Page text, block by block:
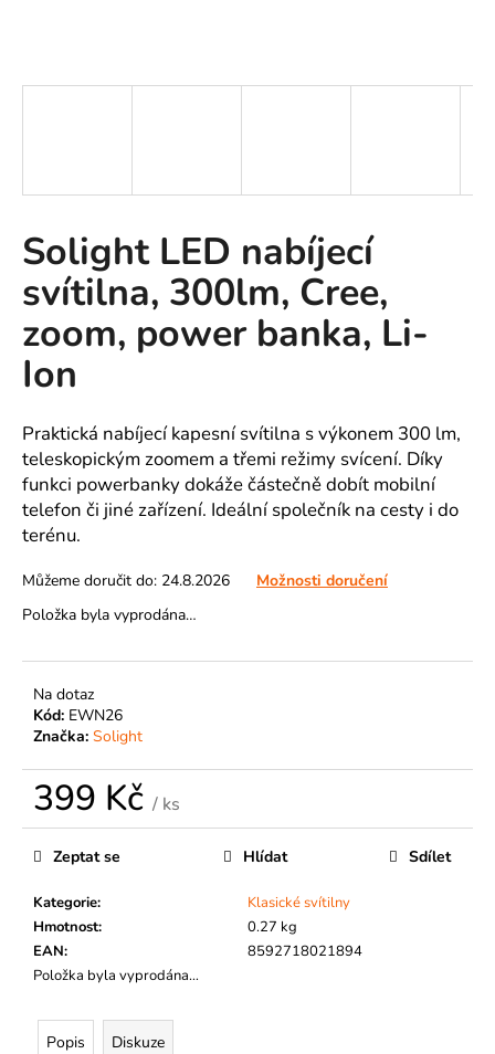
Solight LED nabíjecí
svítilna, 300lm, Cree,
zoom, power banka, Li-
Ion
Praktická nabíjecí kapesní svítilna s výkonem 300 lm,
teleskopickým zoomem a třemi režimy svícení. Díky
funkci powerbanky dokáže částečně dobít mobilní
telefon či jiné zařízení. Ideální společník na cesty i do
terénu.
Můžeme doručit do: 24.8.2026
Možnosti doručení
Položka byla vyprodána…
Na dotaz
Kód: EWN26
Značka: Solight
399 Kč / ks
Měrná
cena:
Kategorie:
Klasické svítilny
Hmotnost:
0.27 kg
EAN:
8592718021894
Položka byla vyprodána…
Zeptat se Hlídat Sdílet
Popis Diskuze
Í
HLEDAT
D
o
o
r
u
č
u
j
e
m
e